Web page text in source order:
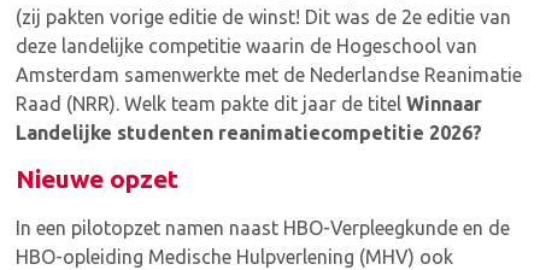
(zij pakten vorige editie de winst! Dit was de 2e editie van
deze landelijke competitie waarin de Hogeschool van
Amsterdam samenwerkte met de Nederlandse Reanimatie
Raad (NRR). Welk team pakte dit jaar de titelWinnaar
Landelijke studenten reanimatiecompetitie 2026?
Nieuwe opzet
In een pilotopzet namen naast HBO-Verpleegkunde en de
HBO-opleiding Medische Hulpverlening (MHV) ook